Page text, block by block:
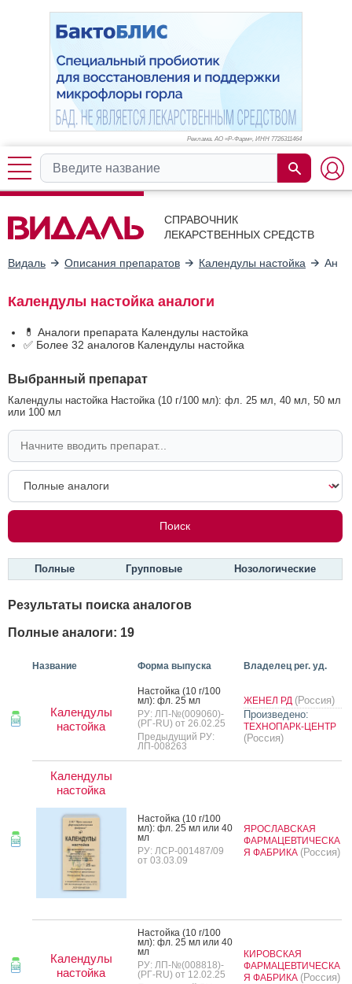
Реклама. АО «Р-Фарм», ИНН 7726311464
СПРАВОЧНИК
ЛЕКАРСТВЕННЫХ СРЕДСТВ
Видаль Описания препаратов Календулы настойка
Календулы настойка аналоги
💊 Аналоги препарата Календулы настойка
✅ Более 32 аналогов Календулы настойка
Выбранный препарат
Календулы настойка Настойка (10 г/100 мл): фл. 25 мл, 40 мл, 50 мл
или 100 мл
Полные Групповые Нозологические
Результаты поиска аналогов
Полные аналоги: 19
Название Форма выпуска Владелец рег. уд.
Календулы
настойка
Нас­той­ка (10 г/100
мл): фл. 25 мл
РУ: ЛП-№(009060)-
(РГ-RU) от 26.02.25
Предыдущий РУ:
ЛП-008263
ЖЕНЕЛ РД (Россия)
Произведено:
ТЕХНОПАРК-ЦЕНТР
(Россия)
Календулы
настойка
Нас­той­ка (10 г/100
мл): фл. 25 мл или 40
мл
РУ: ЛСР-001487/09
от 03.03.09
ЯРОСЛАВСКАЯ
ФАРМАЦЕВТИЧЕСКА
Я ФАБРИКА (Россия)
Календулы
настойка
Нас­той­ка (10 г/100
мл): фл. 25 мл или 40
мл
РУ: ЛП-№(008818)-
(РГ-RU) от 12.02.25
КИРОВСКАЯ
ФАРМАЦЕВТИЧЕСКА
Я ФАБРИКА (Россия)